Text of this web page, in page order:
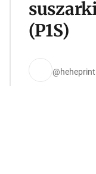
(P1S)
@heheprint